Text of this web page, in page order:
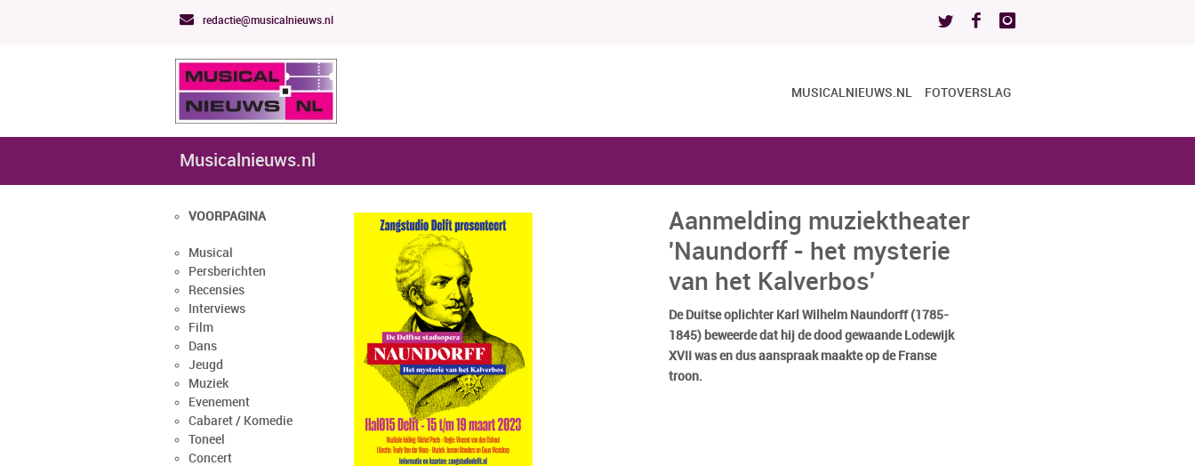
redactie@musicalnieuws.nl
MUSICALNIEUWS.NL FOTOVERSLAG
Musicalnieuws.nl
VOORPAGINA
Musical
Persberichten
Recensies
Interviews
Film
Dans
Jeugd
Muziek
Evenement
Cabaret / Komedie
Toneel
Concert
Aanmelding muziektheater
'Naundorff - het mysterie
van het Kalverbos'
De Duitse oplichter Karl Wilhelm Naundorff (1785-
1845) beweerde dat hij de dood gewaande Lodewijk
XVII was en dus aanspraak maakte op de Franse
troon.